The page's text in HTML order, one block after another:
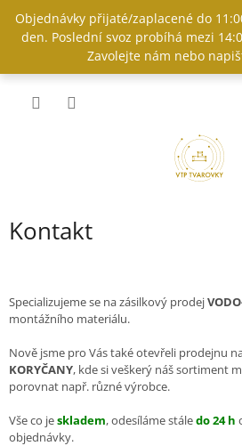
obsah
Objednávky přijaté/zaplacené do
den. Poslední svoz probíhá mezi
Zavolejte nám nebo
Kontakt
Specializujeme se na zásilkový prodej
montážního materiálu.
Nově jsme pro Vás také otevřeli prodejnu
KORYČANY, kde si veškerý náš sortiment
porovnat např. různé výrobce.
Vše co jeskladem, odesíláme stáledo 24 h
objednávky.